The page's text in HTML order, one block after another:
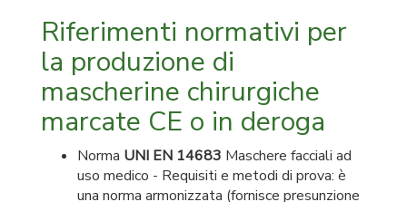
Riferimenti normativi per
la produzione di
mascherine chirurgiche
marcate CE o in deroga
Norma UNI EN 14683 Maschere facciali ad
uso medico - Requisiti e metodi di prova: è
una norma armonizzata (fornisce presunzione